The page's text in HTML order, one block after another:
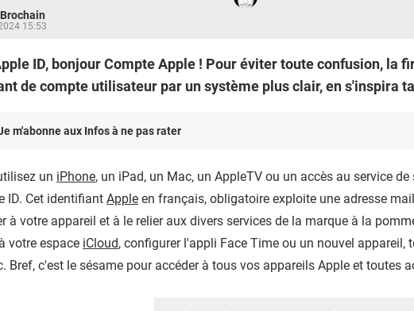
15:53
ID, bonjour Compte Apple ! Pour éviter toute confusion, la
de compte utilisateur par un système plus clair, en s'inspira
m'abonne aux Infos à ne pas rater
un iPhone, un iPad, un Mac, un AppleTV ou un accès au service
ID. Cet identifiant Apple en français, obligatoire exploite une adresse
à votre appareil et à le relier aux divers services de la marque à la
votre espace iCloud, configurer l'appli Face Time ou un nouvel appareil,
Bref, c'est le sésame pour accéder à tous vos appareils Apple et toutes